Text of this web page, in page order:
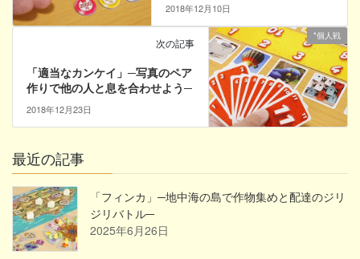
2018年12月10日
*個人戦
次の記事
「適当なカンケイ」─写真のペア
作りで他の人と息を合わせよう─
2018年12月23日
最近の記事
「フィンカ」─地中海の島で作物集めと配達のジリ
ジリバトル─
2025年6月26日